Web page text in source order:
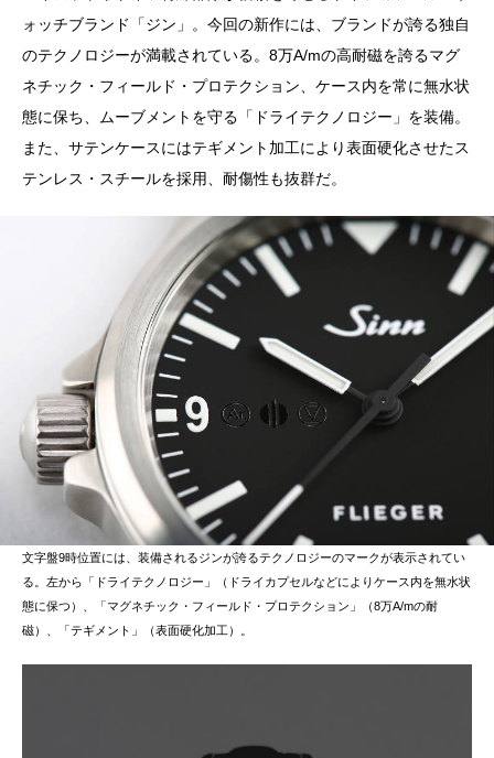
ォッチブランド「ジン」。今回の新作には、ブランドが誇る独自
のテクノロジーが満載されている。8万A/mの高耐磁を誇るマグ
ネチック・フィールド・プロテクション、ケース内を常に無水状
態に保ち、ムーブメントを守る「ドライテクノロジー」を装備。
また、サテンケースにはテギメント加工により表面硬化させたス
テンレス・スチールを採用、耐傷性も抜群だ。
文字盤9時位置には、装備されるジンが誇るテクノロジーのマークが表示されてい
る。左から「ドライテクノロジー」（ドライカプセルなどによりケース内を無水状
態に保つ）、「マグネチック・フィールド・プロテクション」（8万A/mの耐
磁）、「テギメント」（表面硬化加工）。